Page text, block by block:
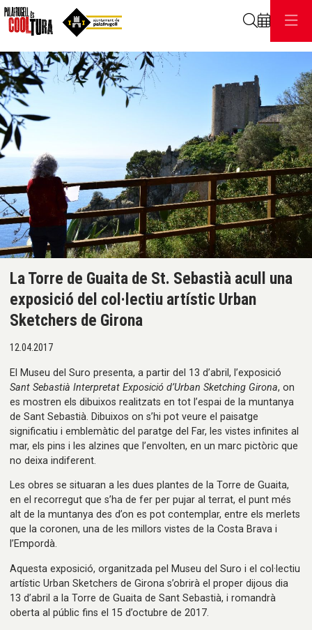
La Torre de Guaita de St. Sebastià acull una
exposició del col·lectiu artístic Urban
Sketchers de Girona
12.04.2017
El Museu del Suro presenta, a partir del 13 d’abril, l’exposició
Sant Sebastià Interpretat Exposició d’Urban Sketching Girona, on
es mostren els dibuixos realitzats en tot l’espai de la muntanya
de Sant Sebastià. Dibuixos on s’hi pot veure el paisatge
significatiu i emblemàtic del paratge del Far, les vistes infinites al
mar, els pins i les alzines que l’envolten, en un marc pictòric que
no deixa indiferent.
Les obres se situaran a les dues plantes de la Torre de Guaita,
en el recorregut que s’ha de fer per pujar al terrat, el punt més
alt de la muntanya des d’on es pot contemplar, entre els merlets
que la coronen, una de les millors vistes de la Costa Brava i
l’Empordà.
Aquesta exposició, organitzada pel Museu del Suro i el col·lectiu
artístic Urban Sketchers de Girona s’obrirà el proper dijous dia
13 d’abril a la Torre de Guaita de Sant Sebastià, i romandrà
oberta al públic fins el 15 d’octubre de 2017.